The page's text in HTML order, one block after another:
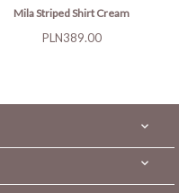
Mila Striped Shirt Cream
Price
PLN389.00

